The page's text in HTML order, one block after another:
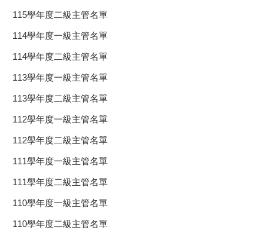
115學年度二級主管名單
114學年度一級主管名單
114學年度二級主管名單
113學年度一級主管名單
113學年度二級主管名單
112學年度一級主管名單
112學年度二級主管名單
111學年度一級主管名單
111學年度二級主管名單
110學年度一級主管名單
110學年度二級主管名單